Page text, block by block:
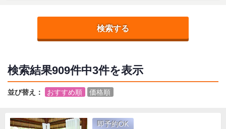
検索する
検索結果909件中3件を表示
並び替え： おすすめ順 価格順
即予約OK